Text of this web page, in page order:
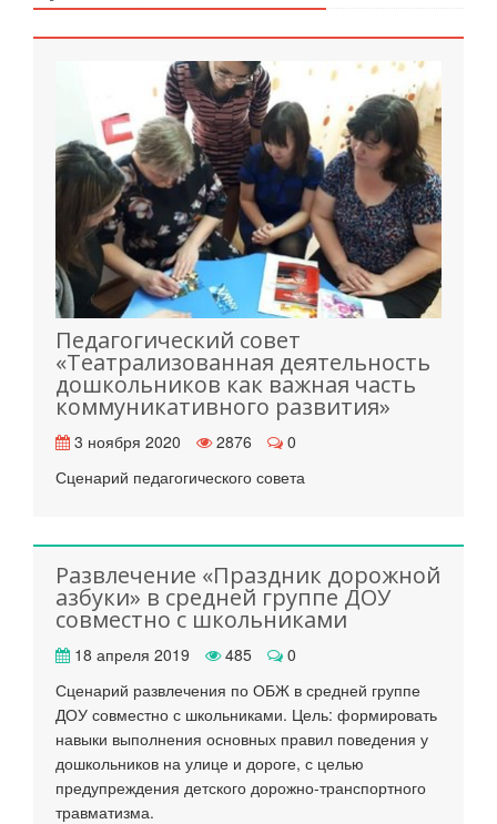
Педагогический совет
«Театрализованная деятельность
дошкольников как важная часть
коммуникативного развития»
3 ноября 2020 2876
0
Сценарий педагогического совета
Развлечение «Праздник дорожной
азбуки» в средней группе ДОУ
совместно с школьниками
18 апреля 2019 485
0
Сценарий развлечения по ОБЖ в средней группе
ДОУ совместно с школьниками. Цель: формировать
навыки выполнения основных правил поведения у
дошкольников на улице и дороге, с целью
предупреждения детского дорожно-транспортного
травматизма.